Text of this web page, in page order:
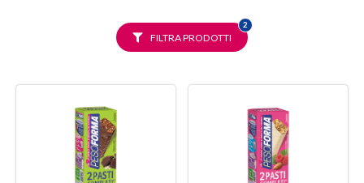
FILTRA PRODOTTI
2FILTRI
SELEZIONATI